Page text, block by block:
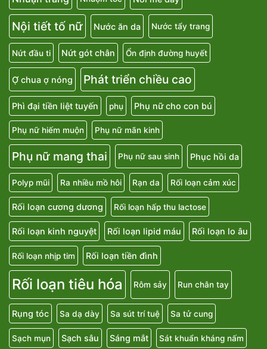
Nội tiết tố nữ Nước ăn da Nước tẩy trang
Nứt đầu ti Nứt gót chân Ổn định đường huyết
Ợ chua ợ nóng Phát triển chiều cao
Phì đại tiền liệt tuyến phụ Phụ nữ cho con bú
Phụ nữ hiếm muộn Phụ nữ mãn kinh
Phụ nữ mang thai Phụ nữ sau sinh Phục hồi da
Polyp mũi Ra nhiều mồ hôi Rạn da Rối loạn cảm xúc
Rối loạn cương dương Rối loạn hấp thu lactose
Rối loạn kinh nguyệt Rối loạn lipid máu Rối loạn lo âu
Rối loạn nhịp tim Rối loạn tiền đình
Rối loạn tiêu hóa Rôm sảy Run chân tay
Rụng tóc Sa dạ dày Sa sút trí tuệ Sa tử cung
Sạch mụn Sạch sâu Sáng mắt Sát khuẩn kháng nấm